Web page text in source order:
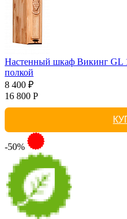
Настенный шкаф Викинг GL
полкой
8 400 ₽
16 800 Р
-50%